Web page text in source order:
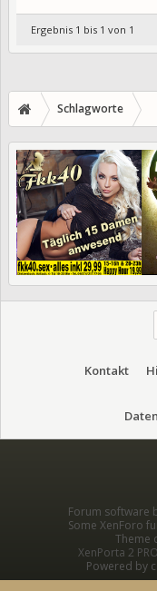
Ergebnis 1 bis 1 von 1
Schlagworte
Kontakt
Forum software
Some XenForo
Theme
XenPorta 2 PRO
Powered by